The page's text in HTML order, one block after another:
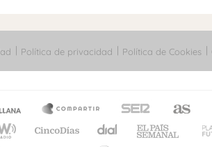
Política de privacidad Política de Cookies